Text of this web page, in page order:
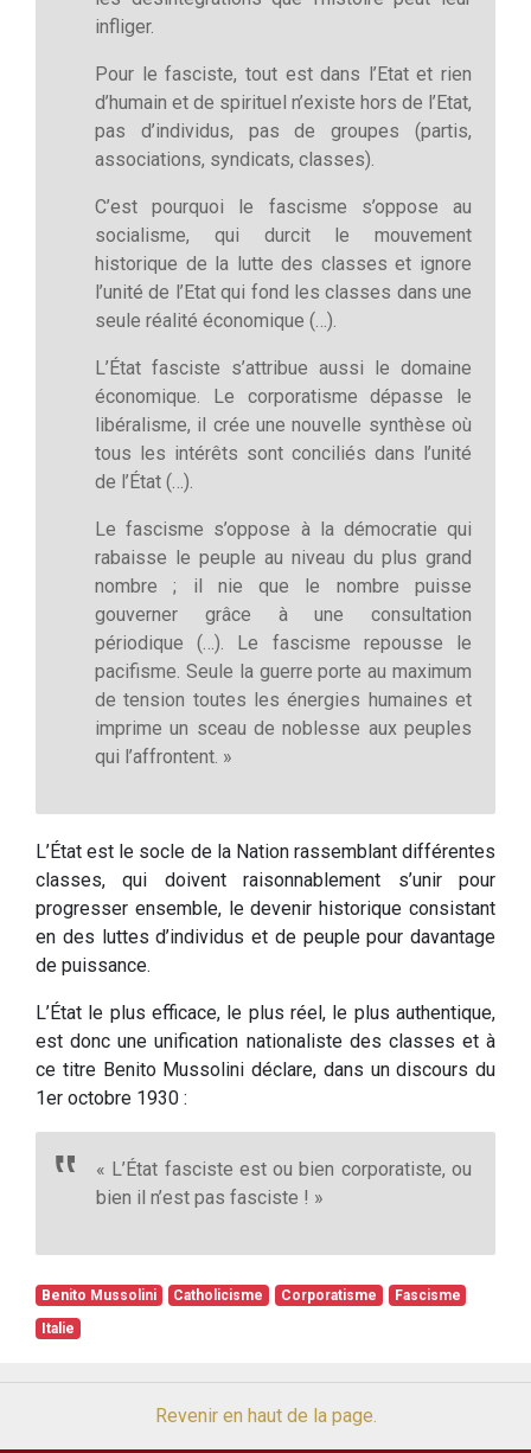
infliger.
Pour le fasciste, tout est dans l’Etat et rien
d’humain et de spirituel n’existe hors de l’Etat,
pas d’individus, pas de groupes (partis,
associations, syndicats, classes).
C’est pourquoi le fascisme s’oppose au
socialisme, qui durcit le mouvement
historique de la lutte des classes et ignore
l’unité de l’Etat qui fond les classes dans une
seule réalité économique (…).
L’État fasciste s’attribue aussi le domaine
économique. Le corporatisme dépasse le
libéralisme, il crée une nouvelle synthèse où
tous les intérêts sont conciliés dans l’unité
de l’État (…).
Le fascisme s’oppose à la démocratie qui
rabaisse le peuple au niveau du plus grand
nombre ; il nie que le nombre puisse
gouverner grâce à une consultation
périodique (…). Le fascisme repousse le
pacifisme. Seule la guerre porte au maximum
de tension toutes les énergies humaines et
imprime un sceau de noblesse aux peuples
qui l’affrontent. »
L’État est le socle de la Nation rassemblant différentes
classes, qui doivent raisonnablement s’unir pour
progresser ensemble, le devenir historique consistant
en des luttes d’individus et de peuple pour davantage
de puissance.
L’État le plus efficace, le plus réel, le plus authentique,
est donc une unification nationaliste des classes et à
ce titre Benito Mussolini déclare, dans un discours du
1er octobre 1930 :
« L’État fasciste est ou bien corporatiste, ou
bien il n’est pas fasciste ! »
Benito Mussolini Catholicisme Corporatisme
Fascisme
Italie
Revenir en haut de la page.